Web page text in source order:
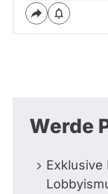
Werde
Exklusive